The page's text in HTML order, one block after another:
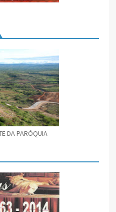
DA PARÓQUIA